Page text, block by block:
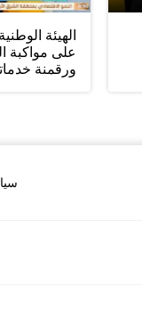
الهيئة
على مواكبة
ورقمنة